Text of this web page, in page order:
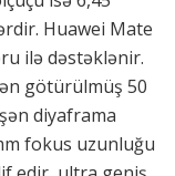
Huawei Mate
ilə dəstəklənir.
götürülmüş 50
diyaframa
fokus uzunluğu